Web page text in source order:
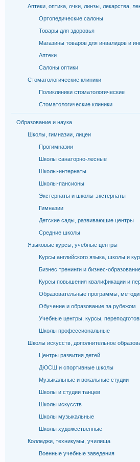
Аптеки, оптика, очки, линзы, лекарства,
Ортопедические салоны
Товары для здоровья
Магазины товаров для инвалидов и
Аптеки
Салоны оптики
Стоматологические клиники
Поликлиники стоматологические
Стоматологические клиники
Образование и наука
Школы, гимназии, лицеи
Прогимназии
Школы санаторно-лесные
Школы-интернаты
Школы-пансионы
Экстернаты и школы-экстернаты
Гимназии
Детские сады, развивающие центры
Средние школы
Языковые курсы, учебные центры
Курсы английского языка, школы и
Бизнес тренинги и бизнес-
Курсы повышения квалификации и
Образовательные программы,
Обучение и образование за рубежом
Учебные центры, курсы,
Школы профессиональные
Школы искусств, дополнительное
Центры развития детей
ДЮСШ и спортивные школы
Музыкальные и вокальные студии
Школы и студии танцев
Школы искусств
Школы музыкальные
Школы художественные
Колледжи, техникумы, училища
Военные учебные заведения